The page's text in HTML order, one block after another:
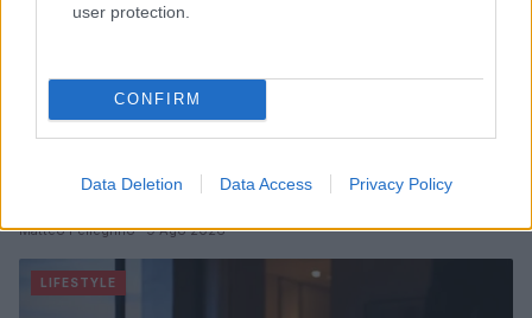
user protection.
CONFIRM
Data Deletion Data Access Privacy Policy
Scopri Noto: guida alla città barocca più elegante della
Matteo Pellegrino · 9 Ago 2026
LIFESTYLE